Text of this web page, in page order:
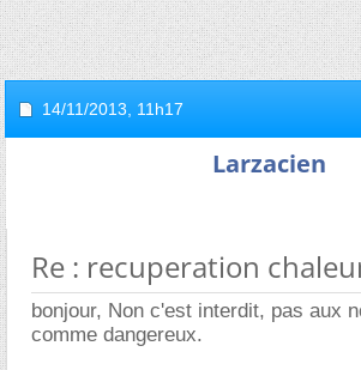
14/11/2013, 11h17
Larzacien
Re : recuperation
bonjour, Non c'est interdit, pas aux
comme dangereux.